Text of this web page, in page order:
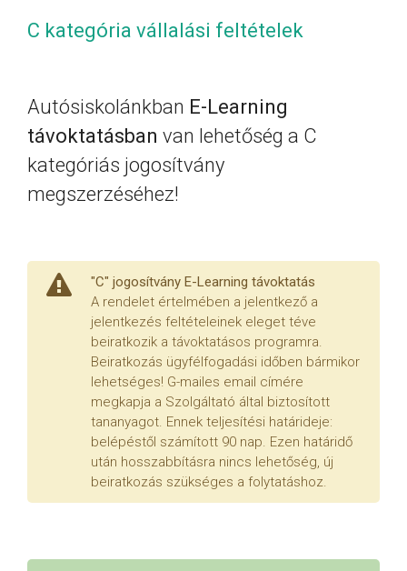
C kategória vállalási feltételek
Autósiskolánkban E-Learning
távoktatásban van lehetőség a C
kategóriás jogosítvány
megszerzéséhez!
"C" jogosítvány E-Learning távoktatás
A rendelet értelmében a jelentkező a
jelentkezés feltételeinek eleget téve
beiratkozik a távoktatásos programra.
Beiratkozás ügyfélfogadási időben bármikor
lehetséges! G-mailes email címére
megkapja a Szolgáltató által biztosított
tananyagot. Ennek teljesítési határideje:
belépéstől számított 90 nap. Ezen határidő
után hosszabbításra nincs lehetőség, új
beiratkozás szükséges a folytatáshoz.